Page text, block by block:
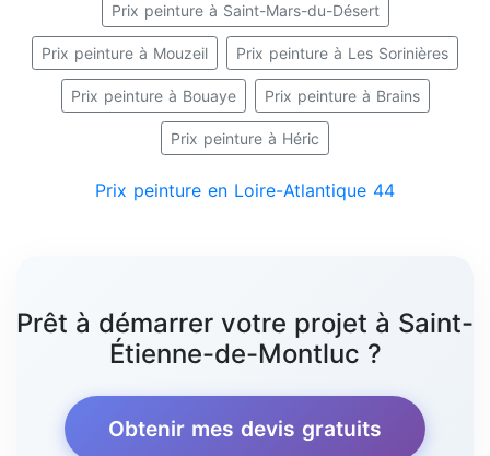
Prix peinture à Saint-Mars-du-Désert
Prix peinture à Mouzeil Prix peinture à Les Sorinières
Prix peinture à Bouaye Prix peinture à Brains
Prix peinture à Héric
Prix peinture en Loire-Atlantique 44
Prêt à démarrer votre projet à Saint-
Étienne-de-Montluc ?
Obtenir mes devis gratuits